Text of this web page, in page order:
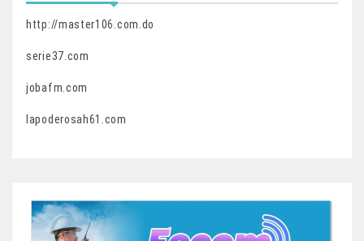
http://master106.com.do
serie37.com
jobafm.com
lapoderosah61.com